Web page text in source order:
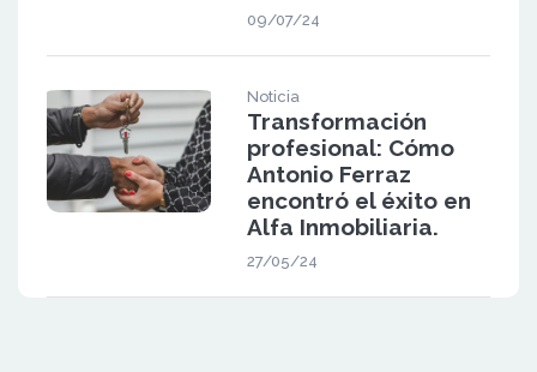
09/07/24
Noticia
Transformación
profesional: Cómo
Antonio Ferraz
encontró el éxito en
Alfa Inmobiliaria.
27/05/24